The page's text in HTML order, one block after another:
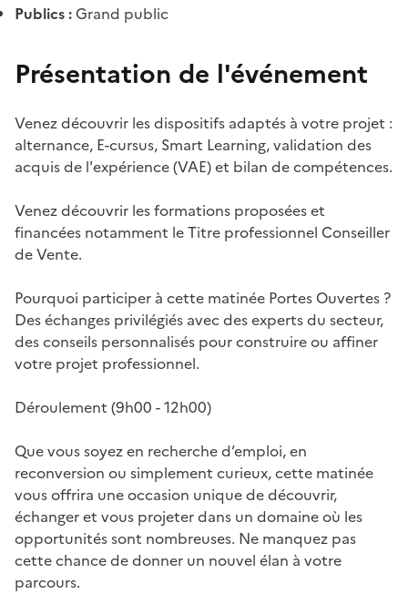
Publics :Grand public
Présentation de l'événement
Venez découvrir les dispositifs adaptés à votre projet :
alternance, E-cursus, Smart Learning, validation des
acquis de l'expérience (VAE) et bilan de compétences.
Venez découvrir les formations proposées et
financées notamment le Titre professionnel Conseiller
de Vente.
Pourquoi participer à cette matinée Portes Ouvertes ?
Des échanges privilégiés avec des experts du secteur,
des conseils personnalisés pour construire ou affiner
votre projet professionnel.
Déroulement (9h00 - 12h00)
Que vous soyez en recherche d’emploi, en
reconversion ou simplement curieux, cette matinée
vous offrira une occasion unique de découvrir,
échanger et vous projeter dans un domaine où les
opportunités sont nombreuses. Ne manquez pas
cette chance de donner un nouvel élan à votre
parcours.